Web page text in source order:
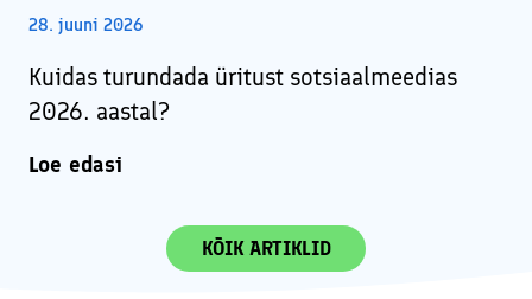
28. juuni 2026
Kuidas turundada üritust sotsiaalmeedias
2026. aastal?
Loe edasi
KÕIK ARTIKLID